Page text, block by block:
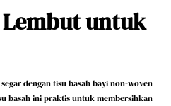
untuk
dengan tisu basah bayi non-woven
basah ini praktis untuk membersihkan